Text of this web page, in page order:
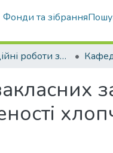
Фонди та зібрання
Кваліфікаційні роботи здобувачів вищої освіти